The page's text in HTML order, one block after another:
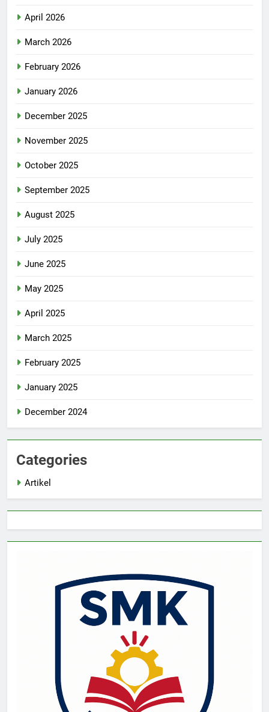
April 2026
March 2026
February 2026
January 2026
December 2025
November 2025
October 2025
September 2025
August 2025
July 2025
June 2025
May 2025
April 2025
March 2025
February 2025
January 2025
December 2024
Categories
Artikel